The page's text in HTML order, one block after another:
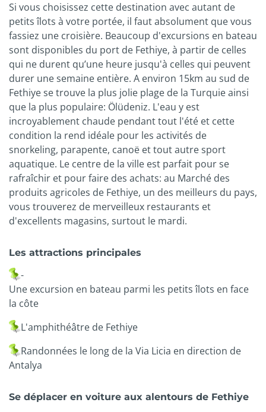
Si vous choisissez cette destination avec autant de
petits îlots à votre portée, il faut absolument que vous
fassiez une croisière. Beaucoup d'excursions en bateau
sont disponibles du port de Fethiye, à partir de celles
qui ne durent qu’une heure jusqu'à celles qui peuvent
durer une semaine entière. A environ 15km au sud de
Fethiye se trouve la plus jolie plage de la Turquie ainsi
que la plus populaire: Ölüdeniz. L'eau y est
incroyablement chaude pendant tout l'été et cette
condition la rend idéale pour les activités de
snorkeling, parapente, canoë et tout autre sport
aquatique. Le centre de la ville est parfait pour se
rafraîchir et pour faire des achats: au Marché des
produits agricoles de Fethiye, un des meilleurs du pays,
vous trouverez de merveilleux restaurants et
d'excellents magasins, surtout le mardi.
Les attractions principales
-
Une excursion en bateau parmi les petits îlots en face
la côte
L'amphithéâtre de Fethiye
Randonnées le long de la Via Licia en direction de
Antalya
Se déplacer en voiture aux alentours de Fethiye